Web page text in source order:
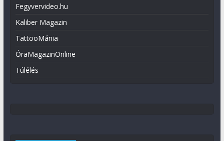
Fegyvervideo.hu
Kaliber Magazin
TattooMánia
ÓraMagazinOnline
Túlélés